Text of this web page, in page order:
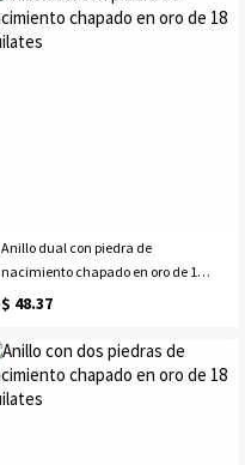
aniversario para mujer.
Anillo dual con piedra de
nacimiento chapado en oro de 18
quilates
$ 48.37